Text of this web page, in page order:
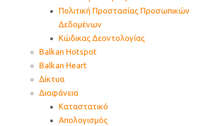
Πολιτική Προστασίας Προσωπικών
Δεδομένων
Κώδικας Δεοντολογίας
Balkan Hotspot
Balkan Heart
Δίκτυα
Διαφάνεια
Καταστατικό
Απολογισμός